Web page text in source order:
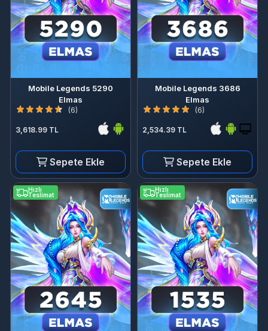
Mobile Legends 5290
Elmas
(6)
3,618.99 TL
Sepete Ekle
Mobile Legends 3686
Elmas
(6)
2,534.39 TL
Sepete Ekle
Hızlı
Teslimat
Hızlı
Teslimat